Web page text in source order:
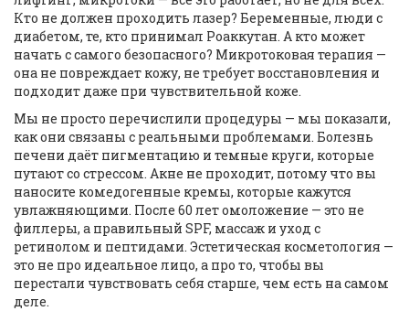
Кто не должен проходить лазер? Беременные, люди с
диабетом, те, кто принимал Роаккутан. А кто может
начать с самого безопасного? Микротоковая терапия —
она не повреждает кожу, не требует восстановления и
подходит даже при чувствительной коже.
Мы не просто перечислили процедуры — мы показали,
как они связаны с реальными проблемами. Болезнь
печени даёт пигментацию и темные круги, которые
путают со стрессом. Акне не проходит, потому что вы
наносите комедогенные кремы, которые кажутся
увлажняющими. После 60 лет омоложение — это не
филлеры, а правильный SPF, массаж и уход с
ретинолом и пептидами. Эстетическая косметология —
это не про идеальное лицо, а про то, чтобы вы
перестали чувствовать себя старше, чем есть на самом
деле.